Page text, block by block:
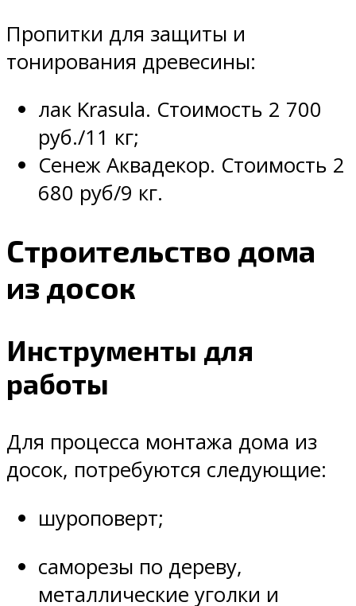
Пропитки для защиты и
тонирования древесины:
лак Krasula. Стоимость 2 700
руб./11 кг;
Сенеж Аквадекор. Стоимость 2
680 руб/9 кг.
Строительство дома
из досок
Инструменты для
работы
Для процесса монтажа дома из
досок, потребуются следующие:
шуроповерт;
саморезы по дереву,
металлические уголки и